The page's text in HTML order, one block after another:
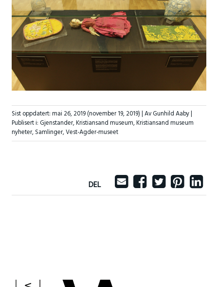
Sist oppdatert:mai 26, 2019(november 19, 2019)| Av Gunhild Aaby |
Publisert i: Gjenstander,Kristiansand museum,Kristiansand museum
nyheter,Samlinger,Vest-Agder-museet
DEL